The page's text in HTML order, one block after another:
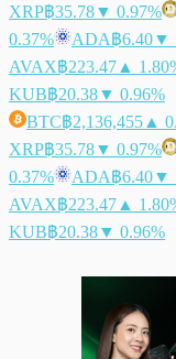
XRP฿35.78▼ 0.97%
0.37%
ADA฿6.40▼
AVAX฿223.47 ▲
KUB฿20.38▼ 0.96%
BTC฿2,136,455 ▲
XRP฿35.78▼ 0.97%
0.37%
ADA฿6.40▼
AVAX฿223.47 ▲
KUB฿20.38▼ 0.96%